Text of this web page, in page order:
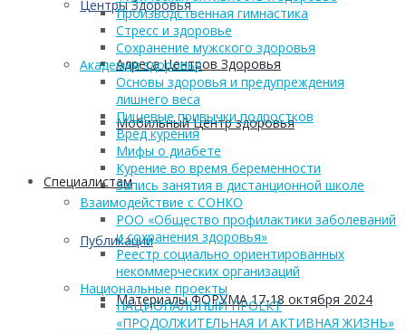
Центры Здоровья
Адреса Центров Здоровья
Мобильный Центр здоровья
Cпециалистам
Публикации
Материалы ФОРУМА 17-18 октября 2024
Производственная гимнастика
Стресс и здоровье
Сохранение мужского здоровья
Академия здоровья
Основы здоровья и предупреждения
лишнего веса
Пищевые привычки подростков
Вред курения
Мифы о диабете
Курение во время беременности
Запись занятия в дистанционной школе
Взаимодействие с СОНКО
РОО «Общество профилактики заболеваний
и сохранения здоровья»
Реестр социально ориентированных
некоммерческих организаций
Национальные проекты
НАЦИОНАЛЬНЫЙ ПРОЕКТ
«ПРОДОЛЖИТЕЛЬНАЯ И АКТИВНАЯ ЖИЗНЬ»